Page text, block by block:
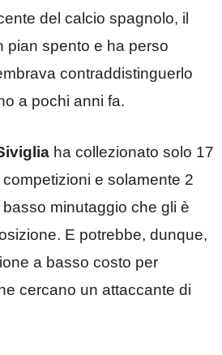
del calcio spagnolo, il
pian spento e ha perso
contraddistinguerlo
a pochi anni fa.
ha collezionato solo 17
e solamente 2
basso minutaggio che gli è
E potrebbe, dunque,
a basso costo per
cercano un attaccante di